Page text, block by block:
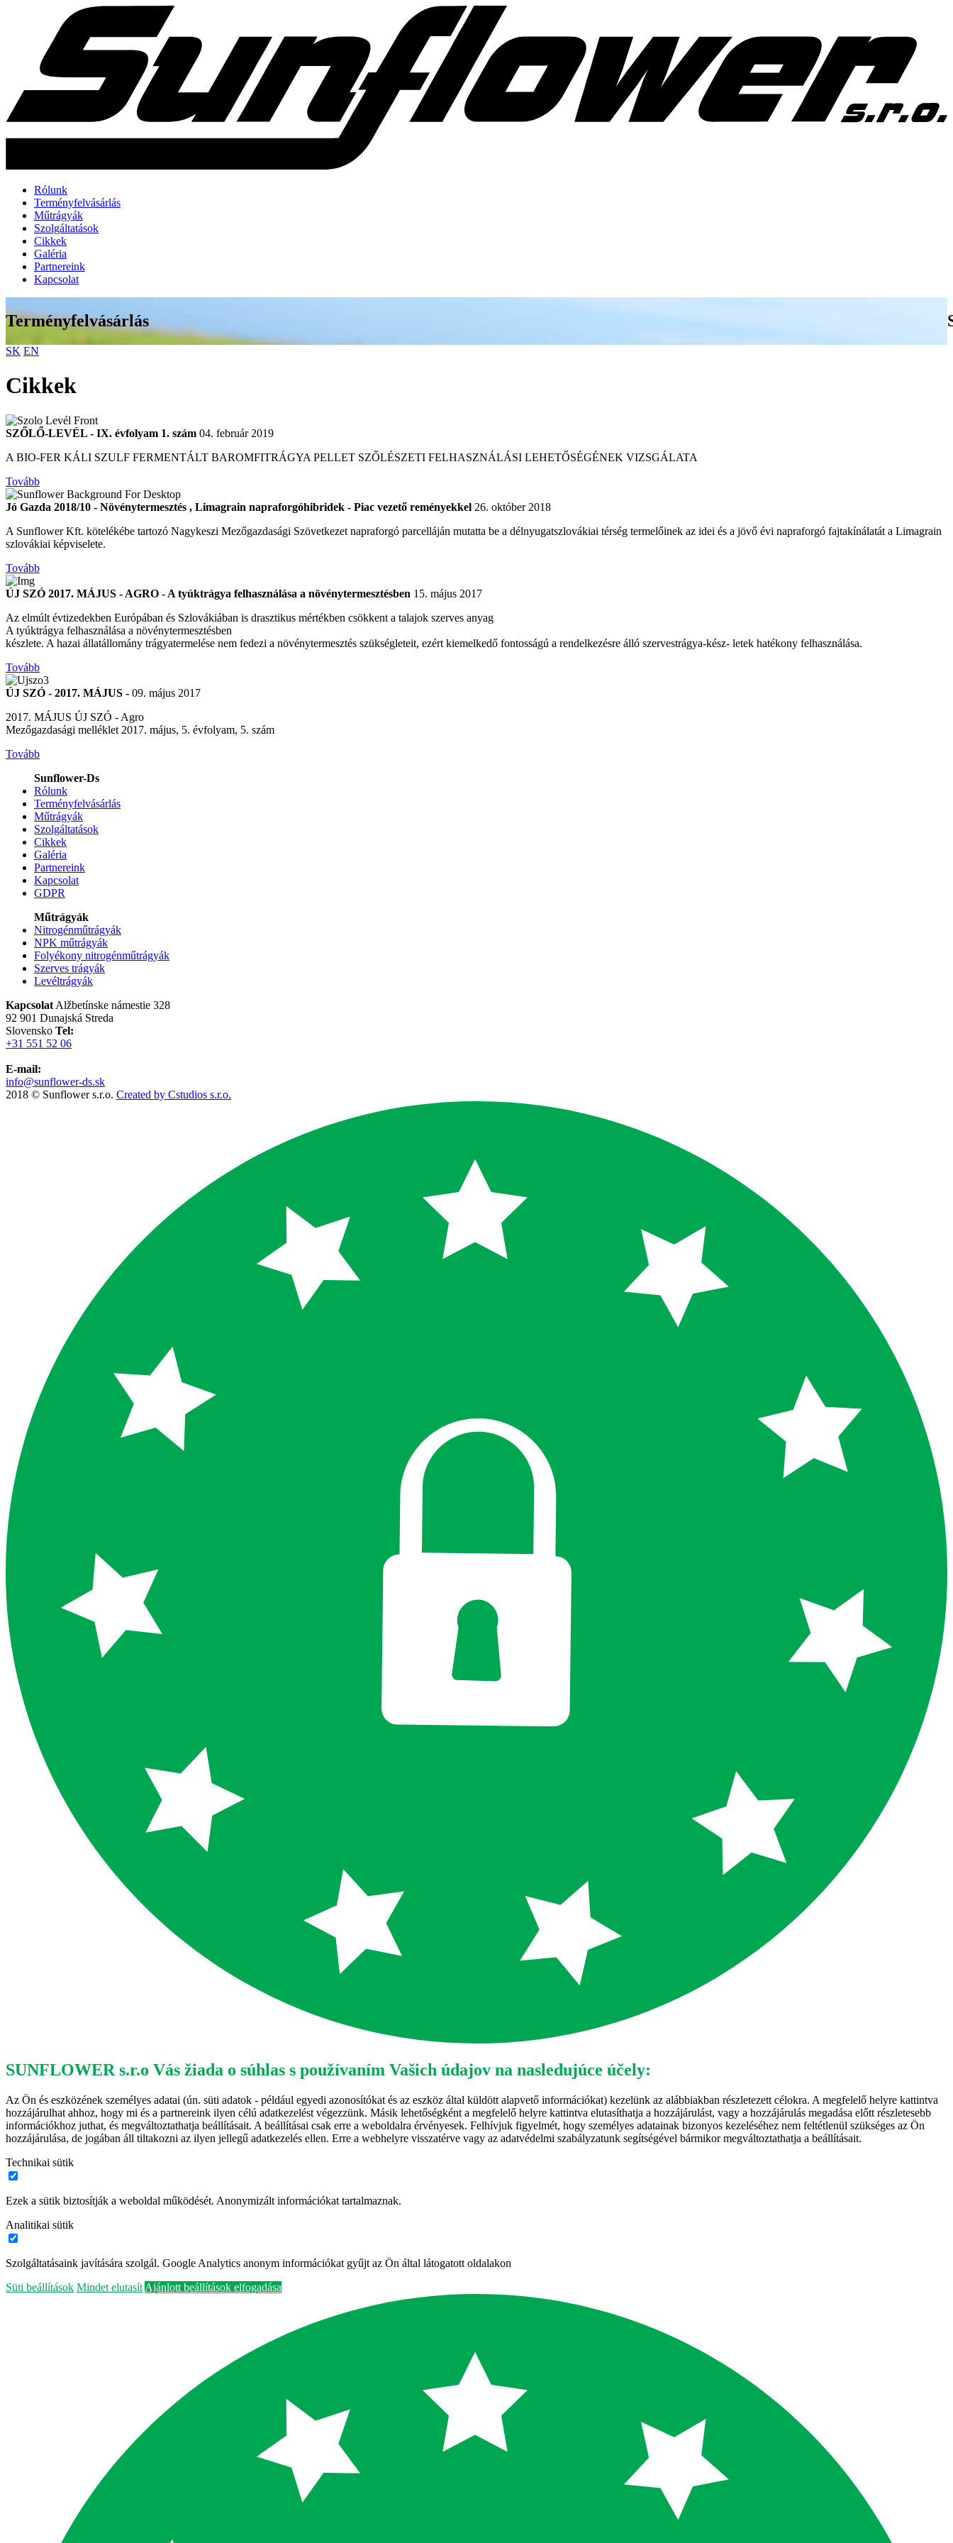
Rólunk
Terményfelvásárlás
Műtrágyák
Szolgáltatások
Cikkek
Galéria
Partnereink
Kapcsolat
Terményfelvásárlás
SK EN
Cikkek
SZŐLŐ-LEVÉL - IX. évfolyam 1. szám 04. február 2019
A BIO-FER KÁLI SZULF FERMENTÁLT BAROMFITRÁGYA PELLET SZŐLÉSZETI FELHASZNÁLÁSI LEHETŐSÉGÉNEK VIZSGÁLATA
Tovább
Jó Gazda 2018/10 - Növénytermesztés , Limagrain napraforgóhibridek - Piac vezető reményekkel 26. október 2018
A Sunflower Kft. kötelékébe tartozó Nagykeszi Mezőgazdasági Szövetkezet napraforgó parcelláján mutatta be a délnyugatszlovákiai térség termelőinek az idei és a jövő évi napraforgó fajtakínálatát a Limagrain
szlovákiai képviselete.
Tovább
ÚJ SZÓ 2017. MÁJUS - AGRO - A tyúktrágya felhasználása a növénytermesztésben 15. május 2017
Az elmúlt évtizedekben Európában és Szlovákiában is drasztikus mértékben csökkent a talajok szerves anyag
A tyúktrágya felhasználása a növénytermesztésben
készlete. A hazai állatállomány trágyatermelése nem fedezi a növénytermesztés szükségleteit, ezért kiemelkedő fontosságú a rendelkezésre álló szervestrágya-kész- letek hatékony felhasználása.
Tovább
ÚJ SZÓ - 2017. MÁJUS - 09. május 2017
2017. MÁJUS ÚJ SZÓ - Agro
Mezőgazdasági melléklet 2017. május, 5. évfolyam, 5. szám
Tovább
Sunflower-Ds
Rólunk
Terményfelvásárlás
Műtrágyák
Szolgáltatások
Cikkek
Galéria
Partnereink
Kapcsolat
GDPR
Műtrágyák
Nitrogénműtrágyák
NPK műtrágyák
Folyékony nitrogénműtrágyák
Szerves trágyák
Levéltrágyák
Kapcsolat Alžbetínske námestie 328
92 901 Dunajská Streda
Slovensko Tel:
+31 551 52 06
E-mail:
info@sunflower-ds.sk
2018 © Sunflower s.r.o. Created by Cstudios s.r.o.
SUNFLOWER s.r.o Vás žiada o súhlas s používaním Vašich údajov na nasledujúce účely:
Az Ön és eszközének személyes adatai (ún. süti adatok - például egyedi azonosítókat és az eszköz által küldött alapvető információkat) kezelünk az alábbiakban részletezett célokra. A megfelelő helyre kattintva
hozzájárulhat ahhoz, hogy mi és a partnereink ilyen célú adatkezelést végezzünk. Másik lehetőségként a megfelelő helyre kattintva elutasíthatja a hozzájárulást, vagy a hozzájárulás megadása előtt részletesebb
információkhoz juthat, és megváltoztathatja beállításait. A beállításai csak erre a weboldalra érvényesek. Felhívjuk figyelmét, hogy személyes adatainak bizonyos kezeléséhez nem feltétlenül szükséges az Ön
hozzájárulása, de jogában áll tiltakozni az ilyen jellegű adatkezelés ellen. Erre a webhelyre visszatérve vagy az adatvédelmi szabályzatunk segítségével bármikor megváltoztathatja a beállításait.
Technikai sütik
Ezek a sütik biztosítják a weboldal működését. Anonymizált információkat tartalmaznak.
Analitikai sütik
Szolgáltatásaink javítására szolgál. Google Analytics anonym információkat gyűjt az Ön által látogatott oldalakon
Süti beállítások Mindet elutasít Ajánlott beállítások elfogadása